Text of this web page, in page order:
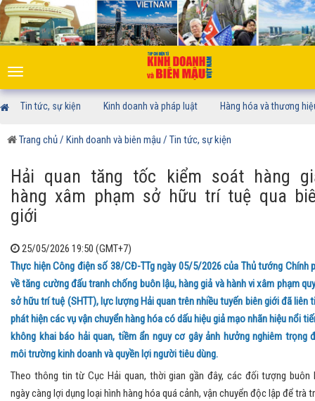
Toggle
navigation
Tin tức, sự kiện Kinh doanh và pháp luật Hàng hóa và thương
Trang chủ/ Kinh doanh và biên mậu / Tin tức, sự kiện
Hải quan tăng tốc kiểm soát hàng
hàng xâm phạm sở hữu trí tuệ qua
giới
25/05/2026 19:50 (GMT+7)
Thực hiện Công điện số 38/CĐ-TTg ngày 05/5/2026 của Thủ tướng Chính
về tăng cường đấu tranh chống buôn lậu, hàng giả và hành vi xâm phạm
sở hữu trí tuệ (SHTT), lực lượng Hải quan trên nhiều tuyến biên giới đã liên
phát hiện các vụ vận chuyển hàng hóa có dấu hiệu giả mạo nhãn hiệu nổi
không khai báo hải quan, tiềm ẩn nguy cơ gây ảnh hưởng nghiêm trọng
môi trường kinh doanh và quyền lợi người tiêu dùng.
Theo thông tin từ Cục Hải quan, thời gian gần đây, các đối tượng buôn
ngày càng lợi dụng loại hình hàng hóa quá cảnh, vận chuyển độc lập để trà